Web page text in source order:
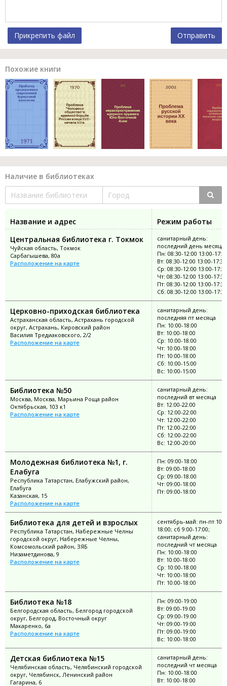
Прикрепить файл Отправить
Похожие книги
Наличие в библиотеках
Название и адрес
Режим работы
Центральная библиотека г. Токмок
Чуйская область, Токмок
Сарбагышева, 80а
Расположение на карте
санитарный день:
последний день месяца
Пн: 08:30-12:00 13:00-
Вт: 08:30-12:00 13:00-17:30
Ср: 08:30-12:00 13:00-17:30
Чт: 08:30-12:00 13:00-17:30
Пт: 08:30-12:00 13:00-17:30
Сб: 08:30-12:00 13:00-17:30
Церковно-приходская библиотека
Астраханская область, Астрахань городской
округ, Астрахань, Кировский район
Василия Тредиаковского, 2/2
Расположение на карте
санитарный день:
последняя пт месяца
Пн: 10:00-18:00
Вт: 10:00-18:00
Ср: 10:00-18:00
Чт: 10:00-18:00
Пт: 10:00-18:00
Сб: 10:00-15:00
Вс: 10:00-15:00
Библиотека №50
Москва, Москва, Марьина Роща район
Октябрьская, 103 к1
Расположение на карте
санитарный день:
последний вт месяца
Вт: 12:00-22:00
Ср: 12:00-22:00
Чт: 12:00-22:00
Пт: 12:00-22:00
Сб: 12:00-22:00
Вс: 12:00-20:00
Молодежная библиотека №1, г.
Елабуга
Республика Татарстан, Елабужский район,
Елабуга
Казанская, 15
Расположение на карте
Пн: 09:00-18:00
Вт: 09:00-18:00
Ср: 09:00-18:00
Чт: 09:00-18:00
Пт: 09:00-18:00
Библиотека для детей и взрослых
Республика Татарстан, Набережные Челны
городской округ, Набережные Челны,
Комсомольский район, ЗЯБ
Низаметдинова, 9
Расположение на карте
сентябрь-май: пн-пт
18:00; сб 9:00-17:00;
санитарный день:
последний чт месяца
Пн: 10:00-18:00
Вт: 10:00-18:00
Ср: 10:00-18:00
Чт: 10:00-18:00
Пт: 10:00-18:00
Библиотека №18
Белгородская область, Белгород городской
округ, Белгород, Восточный округ
Макаренко, 6а
Расположение на карте
Пн: 09:00-19:00
Вт: 09:00-19:00
Ср: 09:00-19:00
Чт: 09:00-19:00
Пт: 09:00-19:00
Вс: 10:00-18:00
Детская библиотека №15
Челябинская область, Челябинский городской
округ, Челябинск, Ленинский район
Гагарина, 6
санитарный день:
последний чт месяца
Пн: 10:00-18:00
Вт: 10:00-18:00